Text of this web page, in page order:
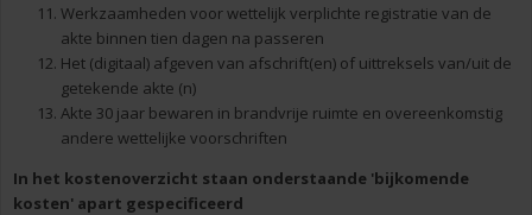
Werkzaamheden voor wettelijk verplichte registratie van de
akte binnen tien dagen na passeren
Het (digitaal) afgeven van afschrift(en) of uittreksels van/uit de
getekende akte (n)
Akte 30 jaar bewaren in brandvrije ruimte en overeenkomstig
andere wettelijke voorschriften
In het kostenoverzicht staan onderstaande 'bijkomende
kosten' apart gespecificeerd